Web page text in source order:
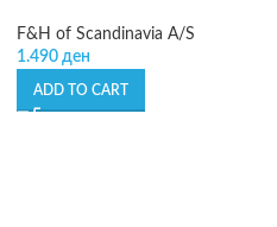
F&H of Scandinavia A/S
1.490 ден
ADD TO CART